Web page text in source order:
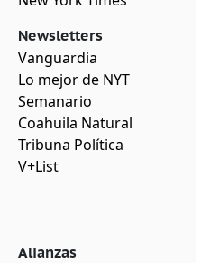
Newsletters
Vanguardia
Lo mejor de NYT
Semanario
Coahuila Natural
Tribuna Política
V+List
Alianzas